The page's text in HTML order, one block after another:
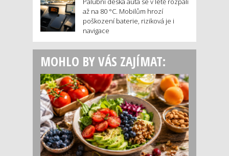
až na 80 °C. Mobilům hrozí
poškození baterie, riziková je i
navigace
MOHLO BY VÁS ZAJÍMAT: